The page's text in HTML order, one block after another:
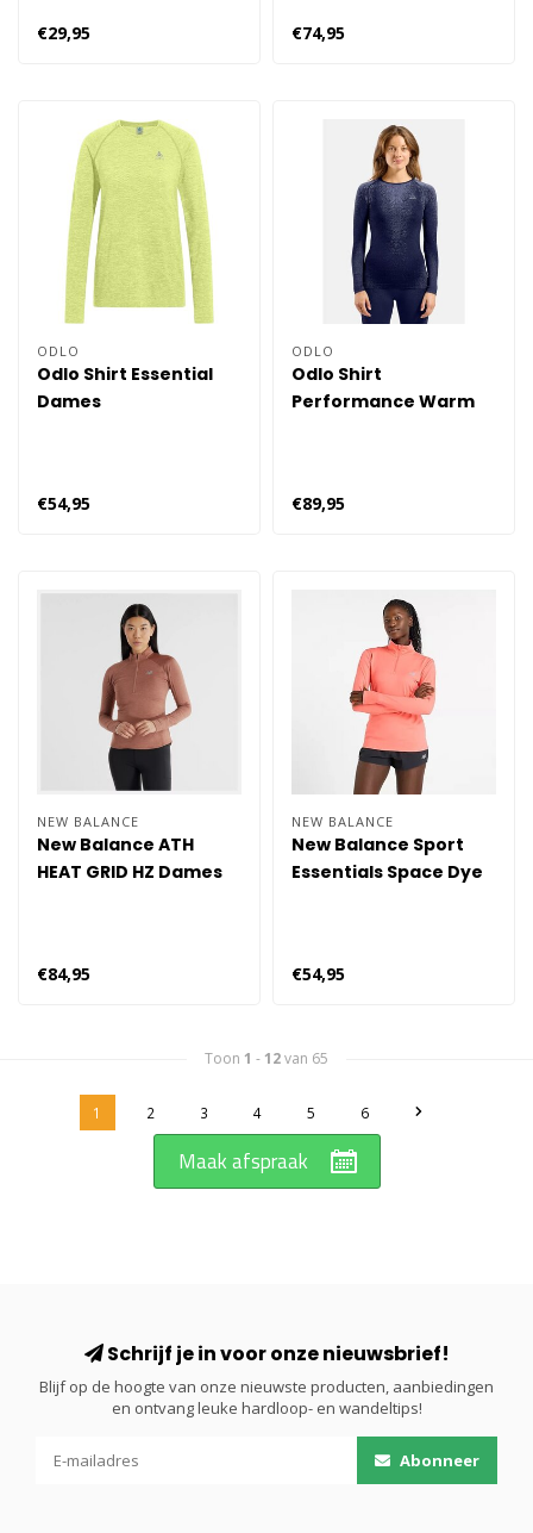
€29,95 €74,95
ODLO
Odlo Shirt Essential
Dames
€54,95
ODLO
Odlo Shirt
Performance Warm
€89,95
NEW BALANCE
New Balance ATH
HEAT GRID HZ Dames
€84,95
NEW BALANCE
New Balance Sport
Essentials Space Dye
€54,95
Toon 1 - 12van 65
1 2 3 4 5 6
Maak afspraak
Schrijf je in voor onze nieuwsbrief!
Blijf op de hoogte van onze nieuwste producten, aanbiedingen
en ontvang leuke hardloop- en wandeltips!
Abonneer